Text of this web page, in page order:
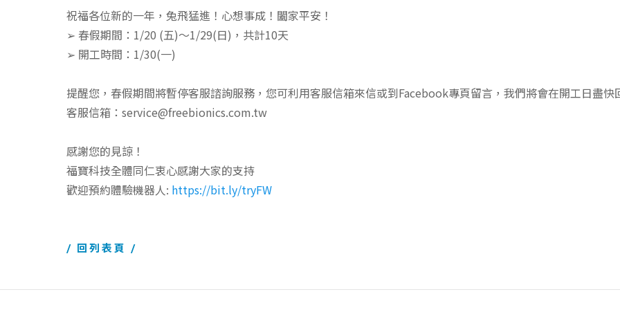
祝福各位新的一年，兔飛猛進！心想事成！闔家平安！
➢ 春假期間：1/20 (五)～1/29(日)，共計10天
➢ 開工時間：1/30(一)
提醒您，春假期間將暫停客服諮詢服務，您可利用客服信箱來信或到Facebook專頁留言，我們將會在開工日盡快
客服信箱：service@freebionics.com.tw
感謝您的見諒！
福寶科技全體同仁衷心感謝大家的支持
歡迎預約體驗機器人: https://bit.ly/tryFW
/ 回列表頁 /